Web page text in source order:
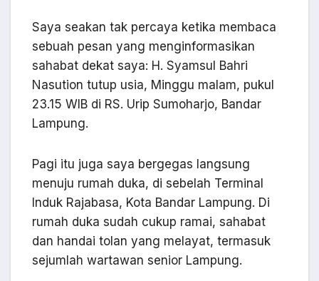
Saya seakan tak percaya ketika membaca
sebuah pesan yang menginformasikan
sahabat dekat saya: H. Syamsul Bahri
Nasution tutup usia, Minggu malam, pukul
23.15 WIB di RS. Urip Sumoharjo, Bandar
Lampung.
Pagi itu juga saya bergegas langsung
menuju rumah duka, di sebelah Terminal
Induk Rajabasa, Kota Bandar Lampung. Di
rumah duka sudah cukup ramai, sahabat
dan handai tolan yang melayat, termasuk
sejumlah wartawan senior Lampung.